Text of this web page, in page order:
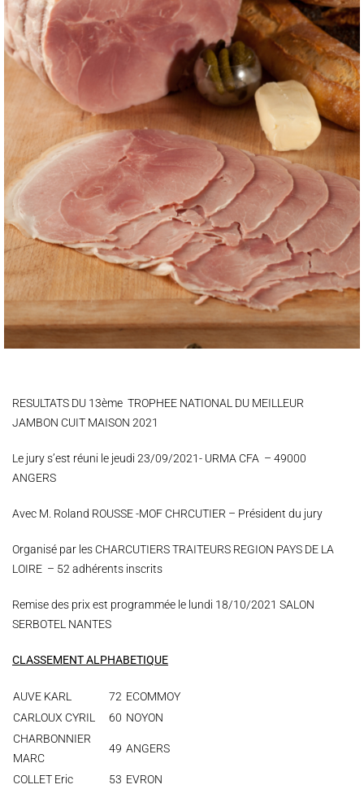
RESULTATS DU 13ème TROPHEE NATIONAL DU MEILLEUR
JAMBON CUIT MAISON 2021
Le jury s’est réuni le jeudi 23/09/2021- URMA CFA – 49000
ANGERS
Avec M. Roland ROUSSE -MOF CHRCUTIER – Président du jury
Organisé par les CHARCUTIERS TRAITEURS REGION PAYS DE LA
LOIRE – 52 adhérents inscrits
Remise des prix est programmée le lundi 18/10/2021 SALON
SERBOTEL NANTES
CLASSEMENT ALPHABETIQUE
AUVE KARL 72 ECOMMOY
CARLOUX CYRIL
60 NOYON
CHARBONNIER
MARC
49 ANGERS
COLLET Eric 53 EVRON